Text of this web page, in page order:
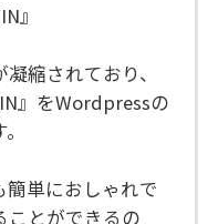
』
縮されており、
』をWordpressの
単におしゃれで
ことができるの